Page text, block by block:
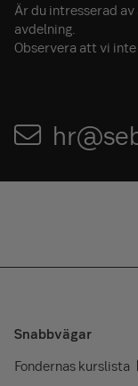
Är du intresserad av
avdelning.
Observera att vi
Snabbvägar
Fondernas kurslista